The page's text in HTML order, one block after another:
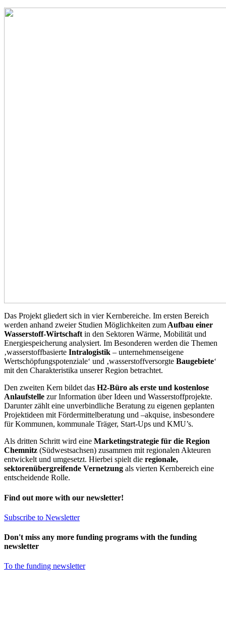
Das Projekt gliedert sich in vier Kernbereiche. Im ersten Bereich
werden anhand zweier Studien Möglichkeiten zumAufbau einer
Wasserstoff-Wirtschaftin den Sektoren Wärme, Mobilität und
Energiespeicherung analysiert. Im Besonderen werden die Themen
‚wasserstoffbasierte Intralogistik – unternehmenseigene
Wertschöpfungspotenziale‘ und ‚wasserstoffversorgte Baugebiete‘
mit den Charakteristika unserer Region betrachtet.
Den zweiten Kern bildet das H2-Büro als erste und kostenlose
Anlaufstelle zur Information über Ideen und Wasserstoffprojekte.
Darunter zählt eine unverbindliche Beratung zu eigenen geplanten
Projektideen mit Fördermittelberatung und –akquise, insbesondere
für Kommunen, kommunale Träger, Start-Ups und KMU’s.
Als dritten Schritt wird eine Marketingstrategie für die Region
Chemnitz (Südwestsachsen) zusammen mit regionalen Akteuren
entwickelt und umgesetzt. Hierbei spielt die regionale,
sektorenübergreifende Vernetzung als vierten Kernbereich eine
entscheidende Rolle.
Find out more with our newsletter!
Subscribe to Newsletter
Don't miss any more funding programs with the funding
newsletter
To the funding newsletter